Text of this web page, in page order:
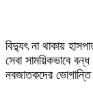
​বিদ্যুৎ না থাকায়
সেবা সাময়িকভাবে
নবজাতকদের